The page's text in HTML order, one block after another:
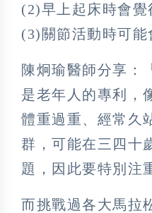
(2)早上起床時會覺
(3)關節活動時可能
陳炯瑜醫師分享：
是老年人的專利，
體重過重、經常久
群，可能在三四十
題，因此要特別注
而挑戰過各大馬拉